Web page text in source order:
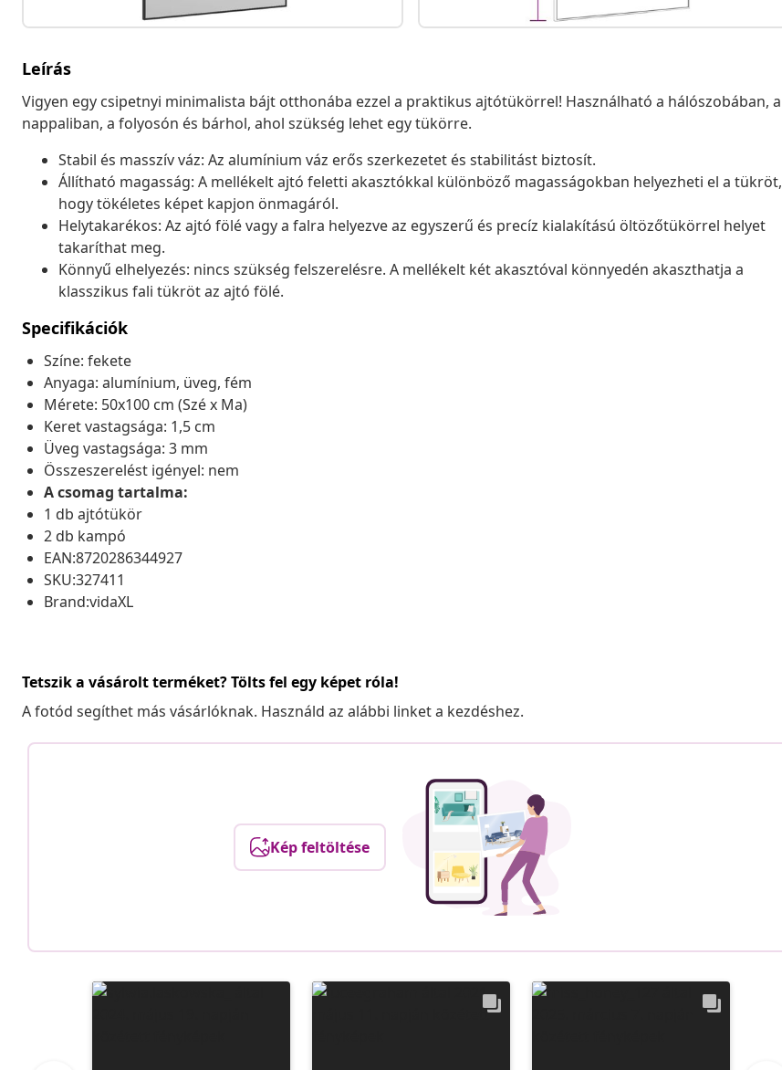
Leírás
Vigyen egy csipetnyi minimalista bájt otthonába ezzel a praktikus ajtótükörrel! Használható a hálószobában, a
nappaliban, a folyosón és bárhol, ahol szükség lehet egy tükörre.
Stabil és masszív váz: Az alumínium váz erős szerkezetet és stabilitást biztosít.
Állítható magasság: A mellékelt ajtó feletti akasztókkal különböző magasságokban helyezheti el a tükröt,
hogy tökéletes képet kapjon önmagáról.
Helytakarékos: Az ajtó fölé vagy a falra helyezve az egyszerű és precíz kialakítású öltözőtükörrel helyet
takaríthat meg.
Könnyű elhelyezés: nincs szükség felszerelésre. A mellékelt két akasztóval könnyedén akaszthatja a
klasszikus fali tükröt az ajtó fölé.
Specifikációk
Színe: fekete
Anyaga: alumínium, üveg, fém
Mérete: 50x100 cm (Szé x Ma)
Keret vastagsága: 1,5 cm
Üveg vastagsága: 3 mm
Összeszerelést igényel: nem
A csomag tartalma:
1 db ajtótükör
2 db kampó
EAN:8720286344927
SKU:327411
Brand:vidaXL
Tetszik a vásárolt terméket? Tölts fel egy képet róla!
A fotód segíthet más vásárlóknak. Használd az alábbi linket a kezdéshez.
Kép feltöltése